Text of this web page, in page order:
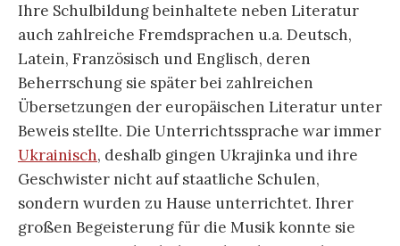
Ihre Schulbildung beinhaltete neben Literatur
auch zahlreiche Fremdsprachen u.a. Deutsch,
Latein, Französisch und Englisch, deren
Beherrschung sie später bei zahlreichen
Übersetzungen der europäischen Literatur unter
Beweis stellte. Die Unterrichtssprache war immer
Ukrainisch, deshalb gingen Ukrajinka und ihre
Geschwister nicht auf staatliche Schulen,
sondern wurden zu Hause unterrichtet. Ihrer
großen Begeisterung für die Musik konnte sie